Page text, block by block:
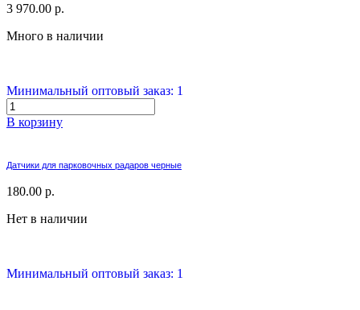
3 970.00 р.
Много в наличии
Минимальный оптовый заказ: 1
В корзину
Датчики для парковочных радаров черные
180.00 р.
Нет в наличии
Минимальный оптовый заказ: 1